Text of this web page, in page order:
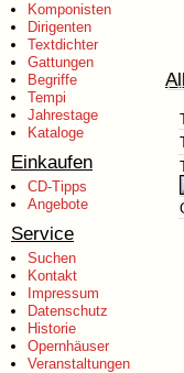
Komponisten
Dirigenten
Textdichter
Gattungen
Begriffe
Tempi
Jahrestage
Kataloge
Einkaufen
CD-Tipps
Angebote
Service
Suchen
Kontakt
Impressum
Datenschutz
Historie
Opernhäuser
Veranstaltungen